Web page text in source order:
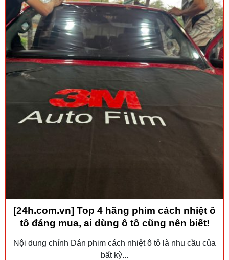
[24h.com.vn] Top 4 hãng phim cách nhiệt ô
tô đáng mua, ai dùng ô tô cũng nên biết!
Nội dung chính Dán phim cách nhiệt ô tô là nhu cầu của
bất kỳ...